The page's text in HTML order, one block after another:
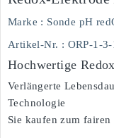
Marke : Sonde pH
Artikel-Nr. : ORP-1-
Hochwertige
Verlängerte
Technologie
Sie kaufen zum